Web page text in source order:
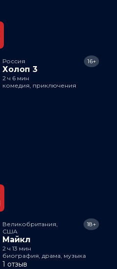
Россия
Холоп 3
16+
2 ч 6 мин
комедия, приключения
Великобритания,
США
Майкл
18+
2 ч 13 мин
биография, драма, музыка
1 отзыв